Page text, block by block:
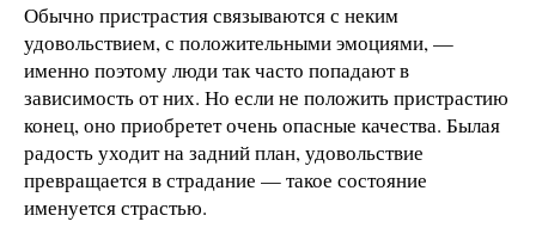
Обычно пристрастия связываются с неким
удовольствием, с положительными эмоциями, —
именно поэтому люди так часто попадают в
зависимость от них. Но если не положить пристрастию
конец, оно приобретет очень опасные качества. Былая
радость уходит на задний план, удовольствие
превращается в страдание — такое состояние
именуется страстью.